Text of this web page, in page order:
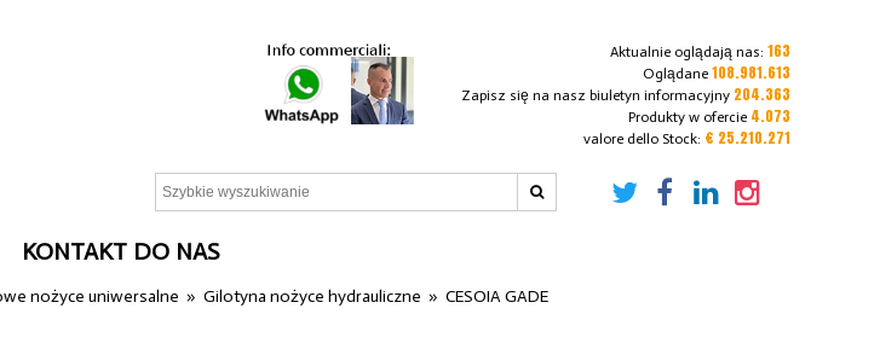
Aktualnie oglądają nas: 163
Oglądane 108.981.613
Zapisz się na nasz biuletyn informacyjny 204.363
Produkty w ofercie 4.073
valore dello Stock: € 25.210.271
KONTAKT DO NAS
nożyce uniwersalne »Gilotyna nożyce hydrauliczne »CESOIA GADE